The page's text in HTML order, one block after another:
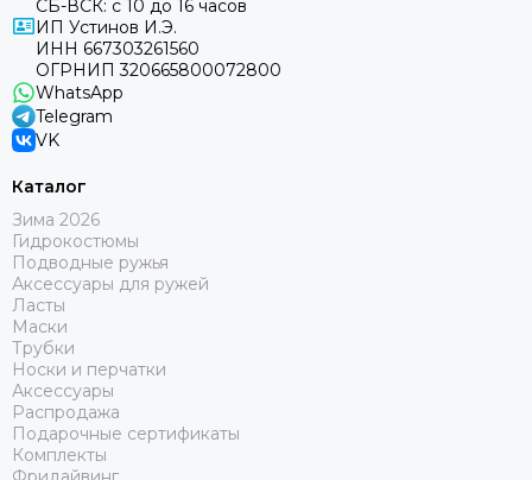
СБ-ВСК: с 10 до 16 часов
ИП Устинов И.Э.
ИНН 667303261560
ОГРНИП 320665800072800
WhatsApp
Telegram
VK
Каталог
Зима 2026
Гидрокостюмы
Подводные ружья
Аксессуары для ружей
Ласты
Маски
Трубки
Носки и перчатки
Аксессуары
Распродажа
Подарочные сертификаты
Комплекты